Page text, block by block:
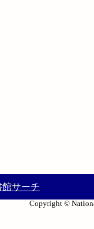
館サーチ
Copyright ©